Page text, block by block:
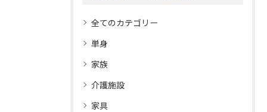
全てのカテゴリー
単身
家族
介護施設
家具